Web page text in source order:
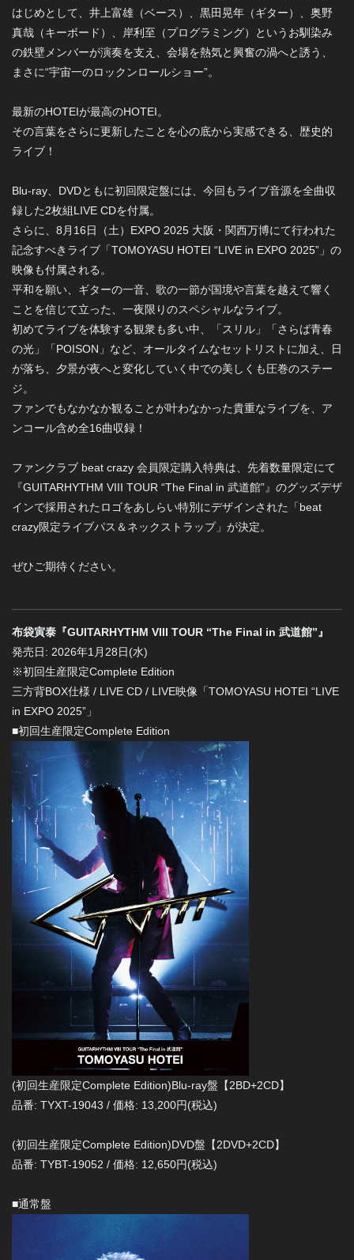
はじめとして、井上富雄（ベース）、黒田晃年（ギター）、奥野
真哉（キーボード）、岸利至（プログラミング）というお馴染み
の鉄壁メンバーが演奏を支え、会場を熱気と興奮の渦へと誘う、
まさに“宇宙一のロックンロールショー”。
最新のHOTEIが最高のHOTEI。
その言葉をさらに更新したことを心の底から実感できる、歴史的
ライブ！
Blu-ray、DVDともに初回限定盤には、今回もライブ音源を全曲収
録した2枚組LIVE CDを付属。
さらに、8月16日（土）EXPO 2025 大阪・関西万博にて行われた
記念すべきライブ「TOMOYASU HOTEI “LIVE in EXPO 2025”」の
映像も付属される。
平和を願い、ギターの一音、歌の一節が国境や言葉を越えて響く
ことを信じて立った、一夜限りのスペシャルなライブ。
初めてライブを体験する観衆も多い中、「スリル」「さらば青春
の光」「POISON」など、オールタイムなセットリストに加え、日
が落ち、夕景が夜へと変化していく中での美しくも圧巻のステー
ジ。
ファンでもなかなか観ることが叶わなかった貴重なライブを、ア
ンコール含め全16曲収録！
ファンクラブ beat crazy 会員限定購入特典は、先着数量限定にて
『GUITARHYTHM VIII TOUR “The Final in 武道館”』のグッズデザ
インで採用されたロゴをあしらい特別にデザインされた「beat
crazy限定ライブパス＆ネックストラップ」が決定。
ぜひご期待ください。
布袋寅泰『GUITARHYTHM VIII TOUR “The Final in 武道館”』
発売日: 2026年1月28日(水)
※初回生産限定Complete Edition
三方背BOX仕様 / LIVE CD / LIVE映像「TOMOYASU HOTEI “LIVE
in EXPO 2025”」
■初回生産限定Complete Edition
(初回生産限定Complete Edition)Blu-ray盤【2BD+2CD】
品番: TYXT-19043 / 価格: 13,200円(税込)
(初回生産限定Complete Edition)DVD盤【2DVD+2CD】
品番: TYBT-19052 / 価格: 12,650円(税込)
■通常盤